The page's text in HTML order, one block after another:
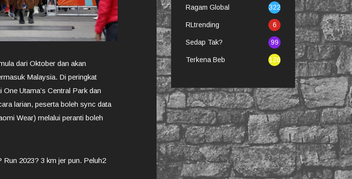
dari Oktober dan akan
Malaysia. Di peringkat
Utama’s Central Park dan
larian, peserta boleh sync data
Wear) melalui peranti boleh
2023? 3 km jer pun. Peluh2
Ragam Global 322
RLtrending 6
Sedap Tak? 99
Terkena Beb 126